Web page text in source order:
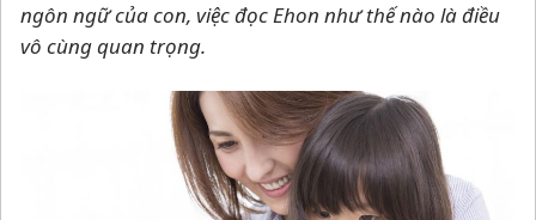
ngôn ngữ của con, việc đọc Ehon như thế nào là điều
vô cùng quan trọng.